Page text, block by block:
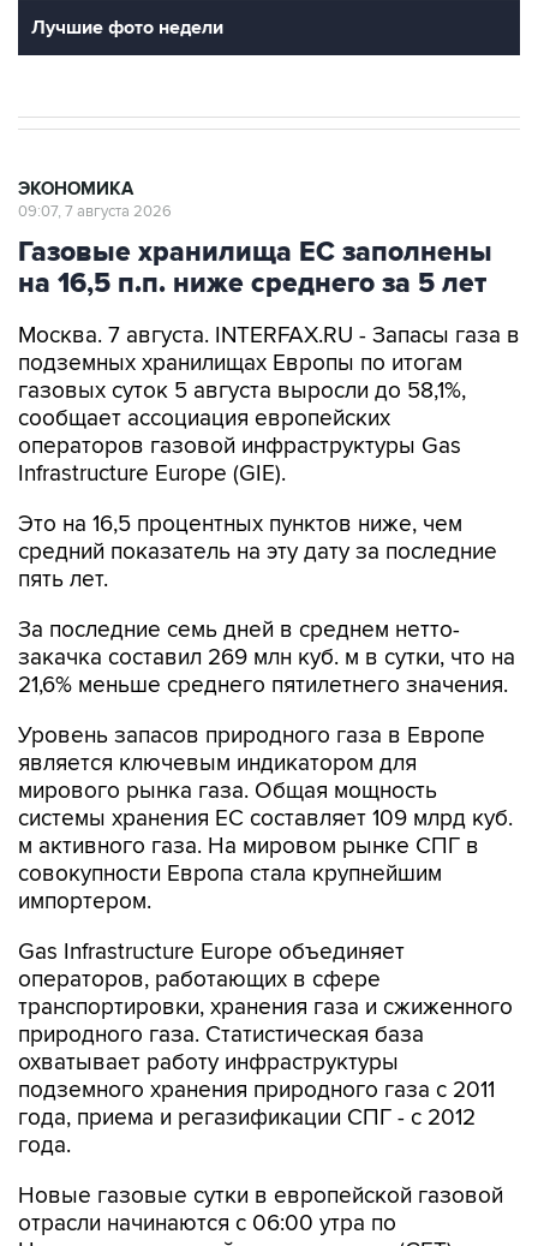
Лучшие фото недели
ЭКОНОМИКА
09:07, 7 августа 2026
Газовые хранилища ЕС заполнены
на 16,5 п.п. ниже среднего за 5 лет
Москва. 7 августа. INTERFAX.RU - Запасы газа в
подземных хранилищах Европы по итогам
газовых суток 5 августа выросли до 58,1%,
сообщает ассоциация европейских
операторов газовой инфраструктуры Gas
Infrastructure Europe (GIE).
Это на 16,5 процентных пунктов ниже, чем
средний показатель на эту дату за последние
пять лет.
За последние семь дней в среднем нетто-
закачка составил 269 млн куб. м в сутки, что на
21,6% меньше среднего пятилетнего значения.
Уровень запасов природного газа в Европе
является ключевым индикатором для
мирового рынка газа. Общая мощность
системы хранения ЕС составляет 109 млрд куб.
м активного газа. На мировом рынке СПГ в
совокупности Европа стала крупнейшим
импортером.
Gas Infrastructure Europe объединяет
операторов, работающих в сфере
транспортировки, хранения газа и сжиженного
природного газа. Статистическая база
охватывает работу инфраструктуры
подземного хранения природного газа с 2011
года, приема и регазификации СПГ - с 2012
года.
Новые газовые сутки в европейской газовой
отрасли начинаются c 06:00 утра по